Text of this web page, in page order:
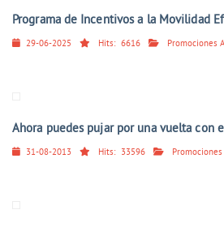
Programa de Incentivos a la Movilidad
29-06-2025 Hits: 6616 Promociones
Ahora puedes pujar por una vuelta con
31-08-2013 Hits: 33596